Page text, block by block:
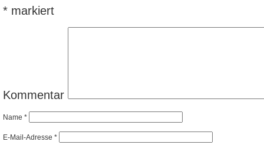
* markiert
Kommentar
Name *
E-Mail-Adresse *